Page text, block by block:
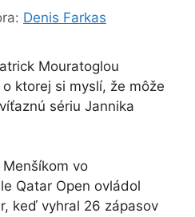
Denis Farkas
Mouratoglou
o ktorej si myslí, že môže
sériu Jannika
vo
Qatar Open ovládol
keď vyhral 26 zápasov